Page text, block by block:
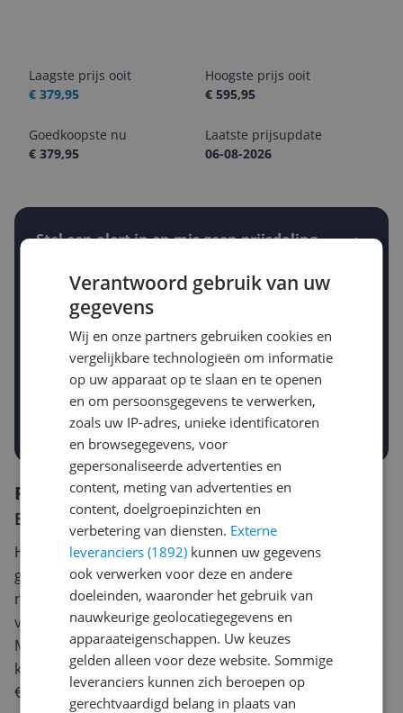
Laagste prijs ooit
€ 379,95
Hoogste prijs ooit
€ 595,95
Goedkoopste nu
€ 379,95
Laatste prijsupdate
06-08-2026
Stel een alert in en mis geen prijsdaling
Jouw e-mailadres
Gewenste daling of bedrag
-10% -15%
Gewenste prijs
€
Prijsalert aanzetten
Reviews
Er zijn nog geen reviews geschreven
Heb jij dit product in bezit en wil je graag je mening
geven? Start dan hieronder met het schrijven van je
review. Afhankelijk van de details duurt het schrijven
van een review gemiddeld tussen de 3 en 10 minuten.
Met jouw mening help je andere bezoekers een betere
keuze te maken én maak je iedere maand kans op
€250,-!
Klik hier voor de actievoorwaarden.
Verantwoord gebruik van uw
gegevens
Wij en onze partners gebruiken cookies en
vergelijkbare technologieën om informatie
op uw apparaat op te slaan en te openen
en om persoonsgegevens te verwerken,
zoals uw IP-adres, unieke identificatoren
en browsegegevens, voor
gepersonaliseerde advertenties en
content, meting van advertenties en
content, doelgroepinzichten en
verbetering van diensten. Externe
leveranciers (1892) kunnen uw gegevens
ook verwerken voor deze en andere
doeleinden, waaronder het gebruik van
nauwkeurige geolocatiegegevens en
apparaateigenschappen. Uw keuzes
gelden alleen voor deze website. Sommige
leveranciers kunnen zich beroepen op
gerechtvaardigd belang in plaats van